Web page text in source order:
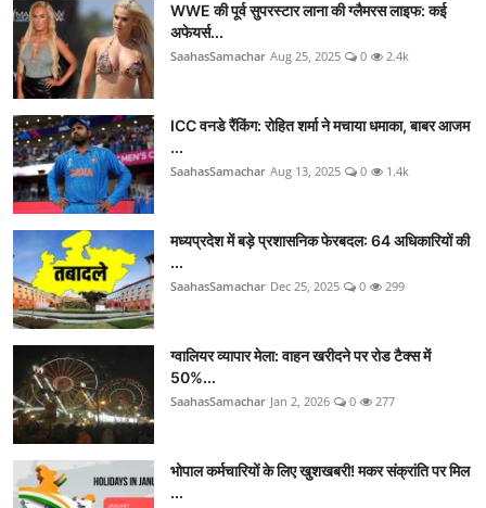
WWE की पूर्व सुपरस्टार लाना की ग्लैमरस लाइफ: कई
अफेयर्स...
SaahasSamachar Aug 25, 2025 0 2.4k
ICC वनडे रैंकिंग: रोहित शर्मा ने मचाया धमाका, बाबर आजम
...
SaahasSamachar Aug 13, 2025 0 1.4k
मध्यप्रदेश में बड़े प्रशासनिक फेरबदल: 64 अधिकारियों की
...
SaahasSamachar Dec 25, 2025 0 299
ग्वालियर व्यापार मेला: वाहन खरीदने पर रोड टैक्स में
50%...
SaahasSamachar Jan 2, 2026 0 277
भोपाल कर्मचारियों के लिए खुशखबरी! मकर संक्रांति पर मिल
...